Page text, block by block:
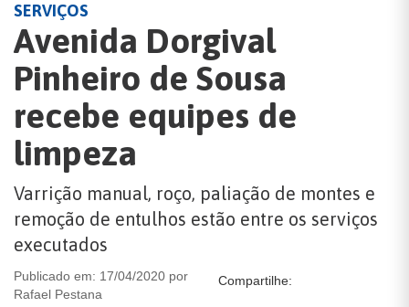
SERVIÇOS
Avenida Dorgival
Pinheiro de Sousa
recebe equipes de
limpeza
Varrição manual, roço, paliação de montes e
remoção de entulhos estão entre os serviços
executados
Publicado em: 17/04/2020 por
Rafael Pestana
Compartilhe: